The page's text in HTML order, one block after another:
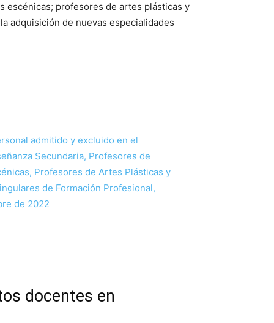
escénicas; profesores de artes plásticas y
adquisición de nuevas especialidades
admitido y excluido en el
Secundaria, Profesores de
Profesores de Artes Plásticas y
de Formación Profesional,
de 2022
docentes en